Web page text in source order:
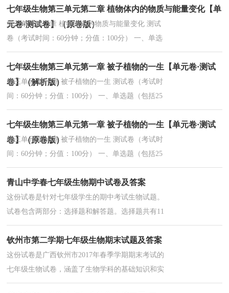
茉同学在观察周边环境的植物时发现植物的叶有互
生、...
七年级生物第三单元第二章 植物体内的物质与能量变化【单
元卷·测试卷】（原卷版）
第三单元第二章 植物体内的物质与能量变化 测试
卷（考试时间：60分钟；分值：100分） 一、单选
题（包括25个小题，每个小题2分，共50分）1．茉
茉同学在观察周边环境的植物时发现植物的叶有互
生、...
七年级生物第三单元第一章 被子植物的一生【单元卷·测试
卷】（解析版）
第三单元 第一章 被子植物的一生 测试卷（考试时
间：60分钟；分值：100分） 一、单选题（包括25
个小题，每个小题2分，共50分）1. “春暖花开看物
苏，蓓蕾嫩芽满枝株。”叶芽结构中，幼叶能发育成
（...
七年级生物第三单元第一章 被子植物的一生【单元卷·测试
卷】（原卷版）
第三单元 第一章 被子植物的一生 测试卷（考试时
间：60分钟；分值：100分） 一、单选题（包括25
个小题，每个小题2分，共50分）1. “春暖花开看物
苏，蓓蕾嫩芽满枝株。”叶芽结构中，幼叶能发育成
（...
青山中学春七年级生物期中试卷及答案
这份试卷是针对七年级学生的期中考试生物试题。
试卷包含两部分：选择题和解答题。选择题共有11
个小题，涵盖了人体胚胎发育、生命维持机制、营
养物质的消化与吸收、血液循环、呼吸系统等重要
知识点。解答题包括对消化系统结构与功能的理解
以及血液与组织细胞之间物质交换的掌握。...
钦州市第二学期七年级生物期末试题及答案
这份试卷是广西钦州市2017年春季学期期末考试的
七年级生物试卷，涵盖了生物学科的基础知识和实
验技能。试卷包括选择题、判断题、填空题、识图